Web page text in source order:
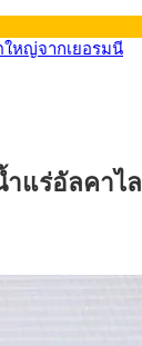
าพ
ใหญ่จากเยอรมนี
ร่อัลคาไ